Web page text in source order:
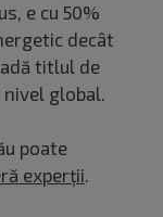
e cu 50%
decât
titlul de
nivel global.
poate
experții.